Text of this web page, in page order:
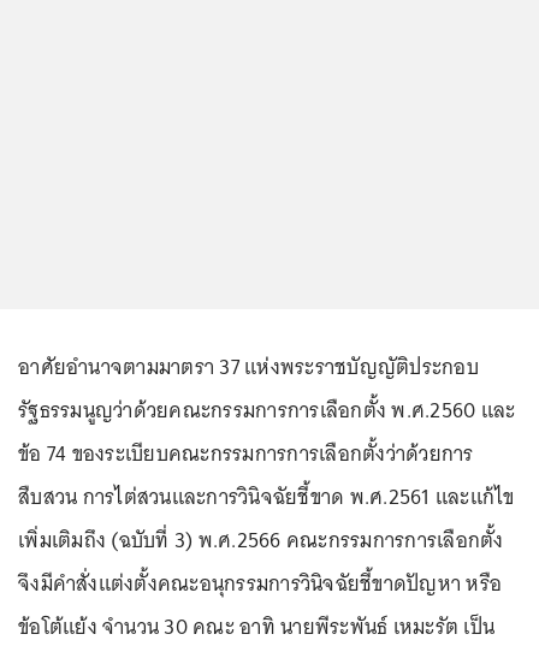
อาศัยอำนาจตามมาตรา 37 แห่งพระราชบัญญัติประกอบ
รัฐธรรมนูญว่าด้วยคณะกรรมการการเลือกตั้ง พ.ศ.2560 และ
ข้อ 74 ของระเบียบคณะกรรมการการเลือกตั้งว่าด้วยการ
สืบสวน การไต่สวนและการวินิจฉัยชี้ขาด พ.ศ.2561 และแก้ไข
เพิ่มเติมถึง (ฉบับที่ 3) พ.ศ.2566 คณะกรรมการการเลือกตั้ง
จึงมีคำสั่งแต่งตั้งคณะอนุกรรมการวินิจฉัยชี้ขาดปัญหา หรือ
ข้อโต้แย้ง จำนวน 30 คณะ อาทิ นายพีระพันธ์ เหมะรัต เป็น